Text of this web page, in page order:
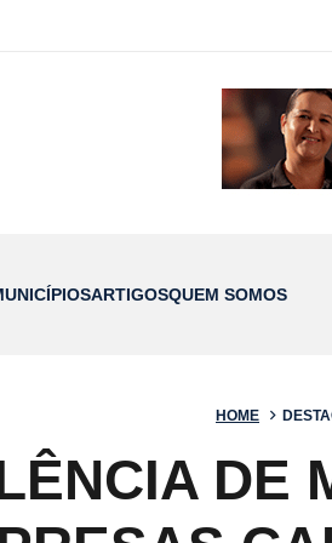
ARTIGOSQUEM SOMOS
HOME
DE